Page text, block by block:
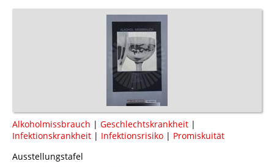
Alkoholmissbrauch | Geschlechtskrankheit |
Infektionskrankheit | Infektionsrisiko | Promiskuität
Ausstellungstafel